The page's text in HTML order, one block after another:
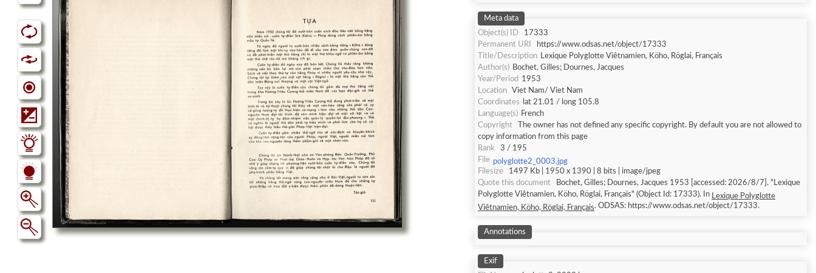
Meta data
Object(s) ID
17333
Permanent URI
https://www.odsas.net/object/17333
Title/Description Lexique Polyglotte Viêtnamien, Köho, Röglai, Français
Author(s) Bochet, Gilles; Dournes, Jacques
Year/Period 1953
Location
Viet Nam/ Viet Nam
Coordinates
lat 21.01 / long 105.8
Language(s) French
Copyright
The owner has not defined any specific copyright. By default you are not allowed to
copy information from this page
Rank
3 / 195
File polyglotte2_0003.jpg
Filesize
1497 Kb | 1950 x 1390 | 8 bits | image/jpeg
Quote this document
Bochet, Gilles; Dournes, Jacques 1953 [accessed: 2026/8/7]. "Lexique
Polyglotte Viêtnamien, Köho, Röglai, Français" (Object Id: 17333). In Lexique Polyglotte
Viêtnamien, Köho, Röglai, Français . ODSAS: https://www.odsas.net/object/17333.
Annotations
Exif